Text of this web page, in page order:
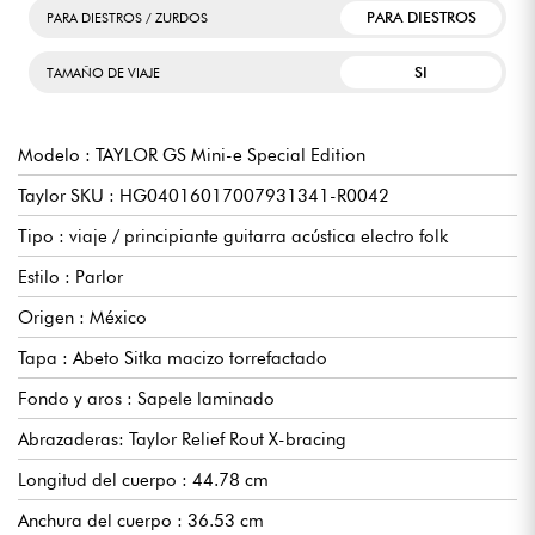
PARA DIESTROS / ZURDOS PARA DIESTROS
TAMAÑO DE VIAJE SI
Modelo : TAYLOR GS Mini-e Special Edition
Taylor SKU : HG04016017007931341-R0042
Tipo : viaje / principiante guitarra acústica electro folk
Estilo : Parlor
Origen : México
Tapa : Abeto Sitka macizo torrefactado
Fondo y aros : Sapele laminado
Abrazaderas: Taylor Relief Rout X-bracing
Longitud del cuerpo : 44.78 cm
Anchura del cuerpo : 36.53 cm